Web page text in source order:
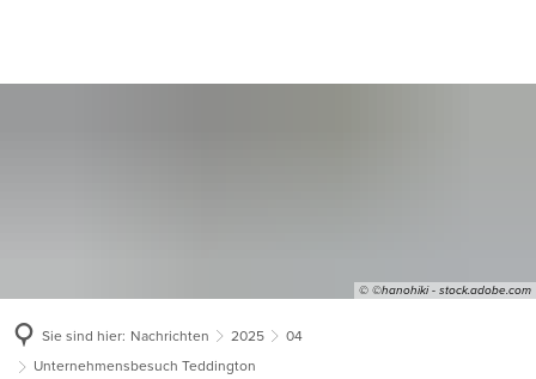
© ©hanohiki - stock.adobe.com
Sie sind hier: Nachrichten 2025
04
Unternehmensbesuch Teddington